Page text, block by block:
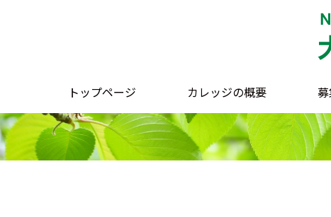
トップページ カレッジの概要